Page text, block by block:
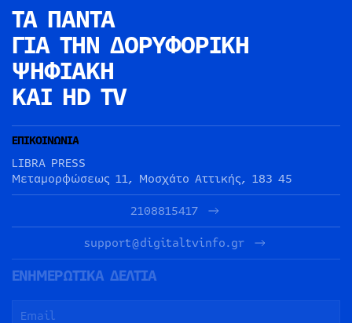
ΤΑ ΠΑΝΤΑ
ΓΙΑ ΤΗΝ ΔΟΡΥΦΟΡΙΚΗ
ΨΗΦΙΑΚΗ
ΚΑΙ HD TV
ΕΠΙΚΟΙΝΩΝΙΑ
LIBRA PRESS
Μεταμορφώσεως 11, Μοσχάτο Αττικής, 183 45
2108815417
support@digitaltvinfo.gr
ΕΝΗΜΕΡΩΤΙΚΑ ΔΕΛΤΙΑ